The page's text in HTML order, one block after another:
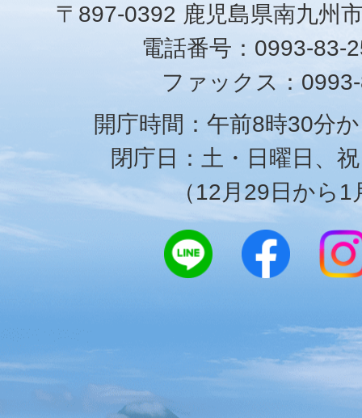
〒897-0392 鹿児島県南九州
電話番号：0993-83-
ファックス：
開庁時間：午前8時30分
閉庁日：土・日曜日、
（12月29日から1